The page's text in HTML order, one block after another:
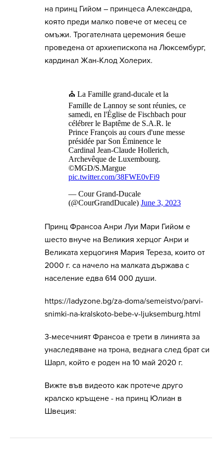
на принц Гийом – принцеса Александра,
която преди малко повече от месец се
омъжи. Трогателната церемония беше
проведена от архиепископа на Люксембург,
кардинал Жан-Клод Холерих.
Принц Франсоа Анри Луи Мари Гийом е
шесто внуче на Великия херцог Анри и
Великата херцогиня Мария Тереза, които от
2000 г. са начело на малката държава с
население едва 614 000 души.
https://ladyzone.bg/za-doma/semeistvo/parvi-
snimki-na-kralskoto-bebe-v-ljuksemburg.html
3-месечният Франсоа е трети в линията за
унаследяване на трона, веднага след брат си
Шарл, който е роден на 10 май 2020 г.
Вижте във видеото как протече друго
кралско кръщене - на принц Юлиан в
Швеция: